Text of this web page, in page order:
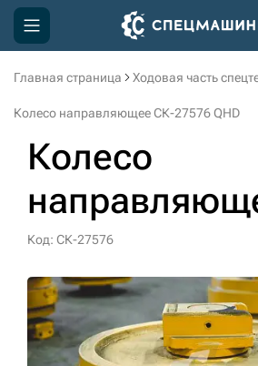
Главная страница Ходовая часть
Колесо направляющее СК-27576 QHD
Колесо
Код: СК-27576
Компания
Доставка и оплата
Информация
Контакты
3D тур по производству
3D тур по складам